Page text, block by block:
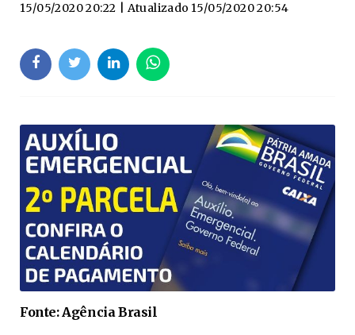
15/05/2020 20:22
| Atualizado 15/05/2020 20:54
Fonte: Agência Brasil